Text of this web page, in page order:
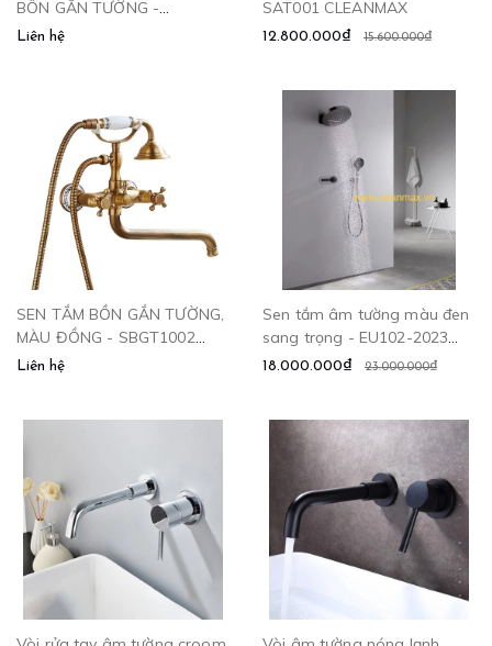
BỒN GẮN TƯỜNG -
SB2664.CR CLEANMAX
Liên hệ
SAT001 CLEANMAX
12.800.000₫ 15.600.000₫
SEN TẮM BỒN GẮN TƯỜNG,
MÀU ĐỒNG - SBGT1002
CLEANMAX
Liên hệ
Sen tắm âm tường màu đen
sang trọng - EU102-2023
CLEANMAX
18.000.000₫ 23.000.000₫